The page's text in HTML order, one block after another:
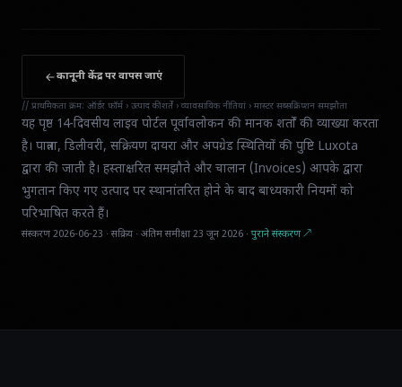
कानूनी केंद्र पर वापस जाएं
// प्राथमिकता क्रम: ऑर्डर फॉर्म › उत्पाद की शर्तें › व्यावसायिक नीतियां › मास्टर सब्सक्रिप्शन समझौता
यह पृष्ठ 14-दिवसीय लाइव पोर्टल पूर्वावलोकन की मानक शर्तों की व्याख्या करता
है। पात्रता, डिलीवरी, सक्रियण दायरा और अपग्रेड स्थितियों की पुष्टि Luxota
द्वारा की जाती है। हस्ताक्षरित समझौते और चालान (Invoices) आपके द्वारा
भुगतान किए गए उत्पाद पर स्थानांतरित होने के बाद बाध्यकारी नियमों को
परिभाषित करते हैं।
संस्करण 2026-06-23 · सक्रिय · अंतिम समीक्षा 23 जून 2026 ·पुराने संस्करण ↗